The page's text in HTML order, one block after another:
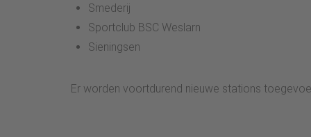
Smederij
Sportclub BSC Weslarn
Sieningsen
Er worden voortdurend nieuwe stations